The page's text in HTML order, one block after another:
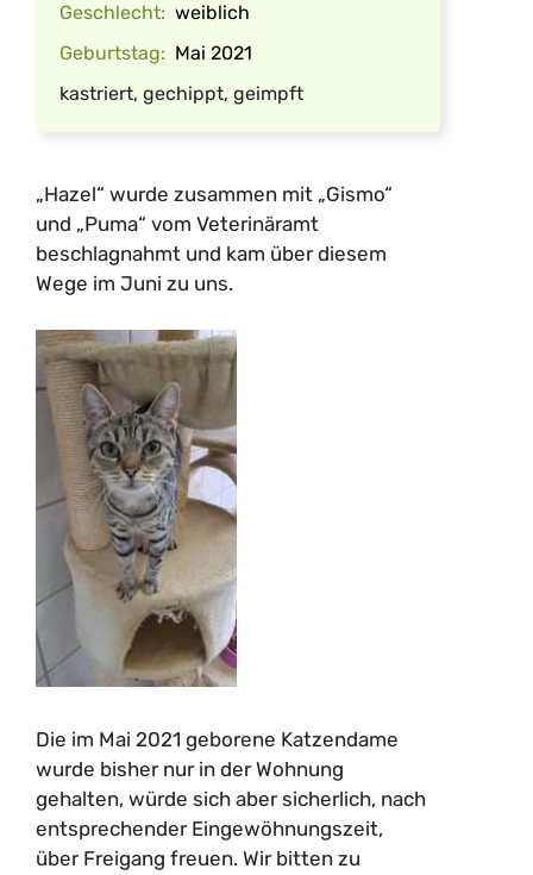
Geschlecht: weiblich
Geburtstag: Mai 2021
kastriert, gechippt, geimpft
„Hazel“ wurde zusammen mit „Gismo“
und „Puma“ vom Veterinäramt
beschlagnahmt und kam über diesem
Wege im Juni zu uns.
Die im Mai 2021 geborene Katzendame
wurde bisher nur in der Wohnung
gehalten, würde sich aber sicherlich, nach
entsprechender Eingewöhnungszeit,
über Freigang freuen. Wir bitten zu